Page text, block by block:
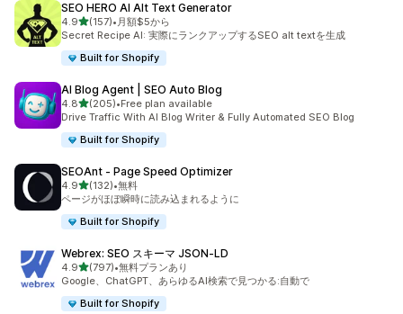
SEO HERO AI Alt Text Generator
4.95つ星中
(157)
合計レビュー数：157件
• 月額$5から
Secret Recipe AI: 実際にランクアップするSEO alt textを生成
Built for Shopify
AI Blog Agent | SEO Auto Blog
4.85つ星中
(205)
合計レビュー数：205件
•Free plan available
Drive Traffic With AI Blog Writer & Fully Automated SEO Blog
Built for Shopify
SEOAnt ‑ Page Speed Optimizer
4.95つ星中
(132)
合計レビュー数：132件
•無料
ページがほぼ瞬時に読み込まれるように
Built for Shopify
Webrex: SEO スキーマ JSON‑LD
4.95つ星中
(797)
合計レビュー数：797件
•無料プランあり
Google、ChatGPT、あらゆるAI検索で見つかる:自動で
Built for Shopify